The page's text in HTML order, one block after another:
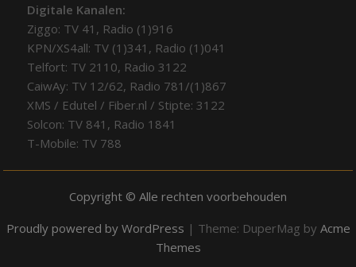
Digitale Kanalen:
Ziggo: TV 41, Radio (1)916
KPN/XS4all: TV (1)341, Radio (1)041
Telfort: TV 2110, Radio 3122
CaiwAy: TV 12/62, Radio 781/(1)867
XMS / Edutel / Fiber.nl / Stipte: 3122
Solcon: TV 841, Radio 1841
T-Mobile: TV 788
Copyright © Alle rechten voorbehouden
Proudly powered by WordPress | Theme: DuperMag by Acme
Themes